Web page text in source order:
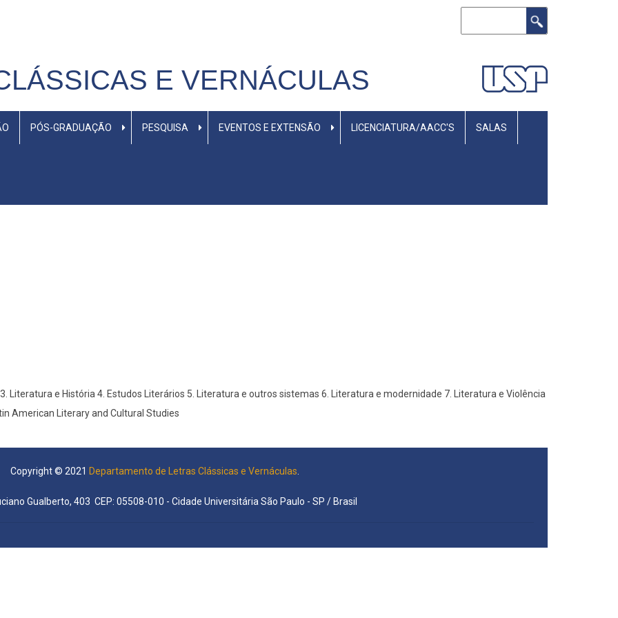
E VERNÁCULAS
PÓS-GRADUAÇÃO PESQUISA EVENTOS E EXTENSÃO LICENCIATURA/AACC'S SALAS
Literatura e História 4. Estudos Literários 5. Literatura e outros sistemas 6. Literatura e modernidade 7. Literatura e Violência
American Literary and Cultural Studies
Copyright © 2021 Departamento de Letras Clássicas e Vernáculas
Gualberto, 403 CEP: 05508-010 - Cidade Universitária São Paulo - SP / Brasil